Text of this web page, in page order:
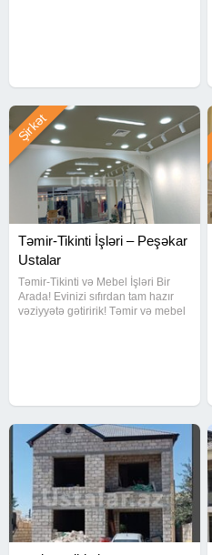
Təmir-Tikinti İşləri – Peşəkar
Ustalar
Təmir-Tikinti və Mebel İşləri Bir
Arada! Evinizi sıfırdan tam hazır
vəziyyətə gətiririk! Təmir və mebel
Şirkət